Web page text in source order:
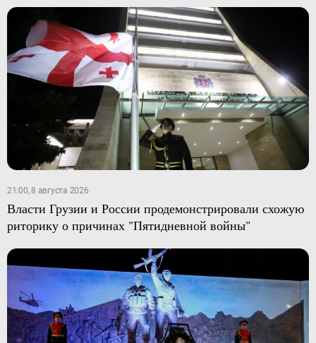
21:00, 8 августа 2026
Власти Грузии и России продемонстрировали схожую
риторику о причинах "Пятидневной войны"